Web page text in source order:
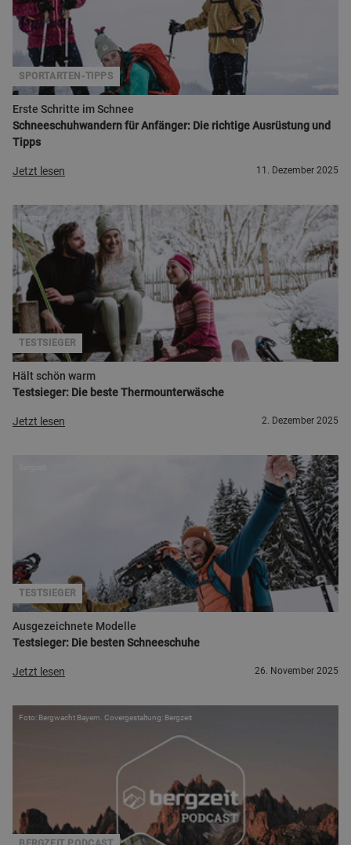
Erste Schritte im Schnee
Schneeschuhwandern für Anfänger: Die richtige Ausrüstung und
Tipps
SPORTARTEN-TIPPS
Jetzt lesen 11. Dezember 2025
Hält schön warm
Testsieger: Die beste Thermounterwäsche
TESTSIEGER
Bergzeit
Jetzt lesen 2. Dezember 2025
Ausgezeichnete Modelle
Testsieger: Die besten Schneeschuhe
TESTSIEGER
Jetzt lesen 26. November 2025
Foto: Bergwacht Bayern. Covergestaltung: Bergzeit